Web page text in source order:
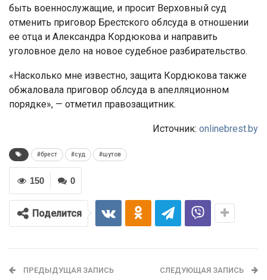
быть военнослужащие, и просит Верховный суд
отменить приговор Брестского облсуда в отношении
ее отца и Александра Кордюкова и направить
уголовное дело на новое судебное разбирательство.
«Насколько мне известно, защита Кордюкова также
обжаловала приговор облсуда в апелляционном
порядке», — отметил правозащитник.
Источник: onlinebrest.by
#брест #суд #шутов
0
150
Поделится
ПРЕДЫДУЩАЯ ЗАПИСЬ СЛЕДУЮЩАЯ ЗАПИСЬ